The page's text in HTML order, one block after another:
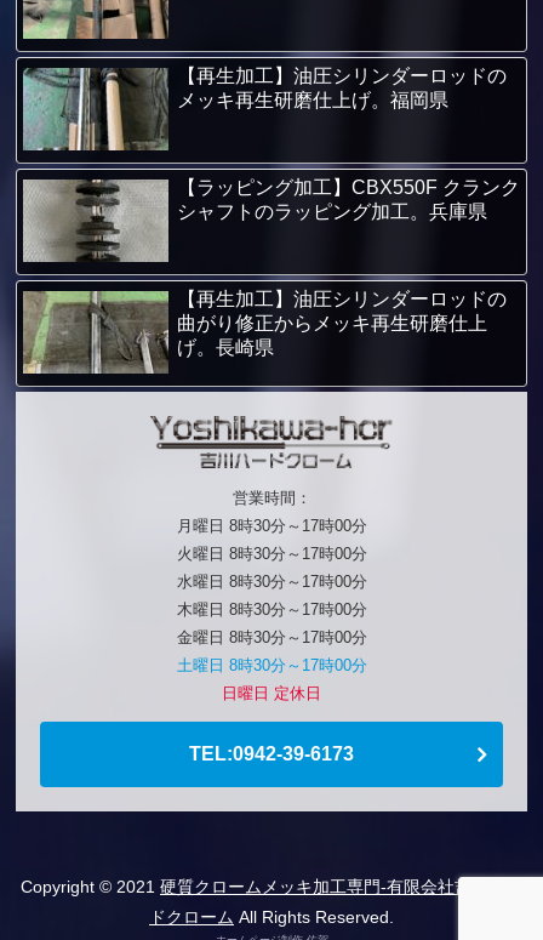
【再生加工】油圧シリンダーロッドの
メッキ再生研磨仕上げ。福岡県
【ラッピング加工】CBX550F クランク
シャフトのラッピング加工。兵庫県
【再生加工】油圧シリンダーロッドの
曲がり修正からメッキ再生研磨仕上
げ。長崎県
営業時間：
月曜日 8時30分～17時00分
火曜日 8時30分～17時00分
水曜日 8時30分～17時00分
木曜日 8時30分～17時00分
金曜日 8時30分～17時00分
土曜日 8時30分～17時00分
日曜日 定休日
TEL:0942-39-6173
Copyright © 2021 硬質クロームメッキ加工専門-有限会社吉川ハー
ドクローム All Rights Reserved.